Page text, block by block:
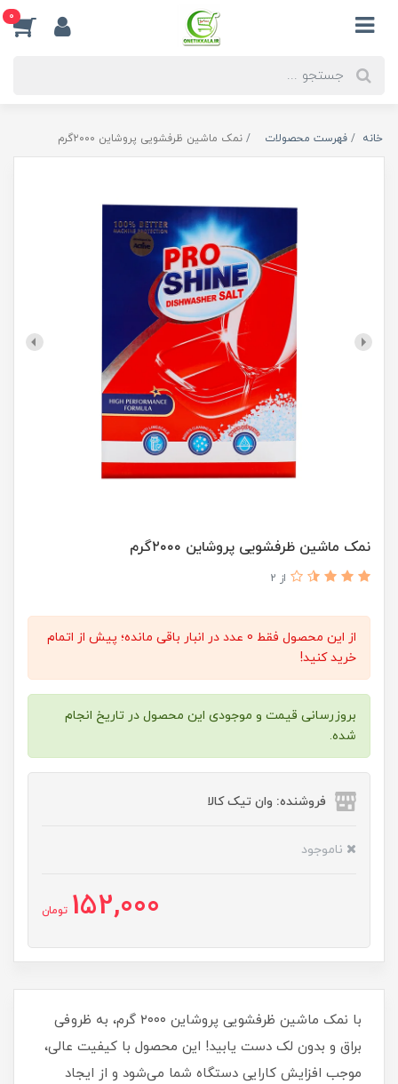
0
خانه فهرست محصولات نمک ماشین ظرفشویی پروشاین ۲۰۰۰گرم
نمک ماشین ظرفشویی پروشاین ۲۰۰۰گرم
از 2
از این محصول فقط 0 عدد در انبار باقی مانده؛ پیش از اتمام
خرید کنید!
بروزرسانی قیمت و موجودی این محصول در تاریخ انجام
شده.
فروشنده: وان تیک کالا
ناموجود
152,000 تومان
با نمک ماشین ظرفشویی پروشاین ۲۰۰۰ گرم، به ظروفی
براق و بدون لک دست یابید! این محصول با کیفیت عالی،
موجب افزایش کارایی دستگاه شما می‌شود و از ایجاد